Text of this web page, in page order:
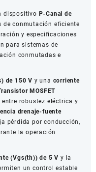
dispositivo P-Canal de
de conmutación eficiente
y especificaciones
para sistemas de
conmutadas e
de 150 V y una corriente
MOSFET
robustez eléctrica y
drenaje-fuente
pérdida por conducción,
la operación
(Vgs(th)) de 5 V y la
un control estable